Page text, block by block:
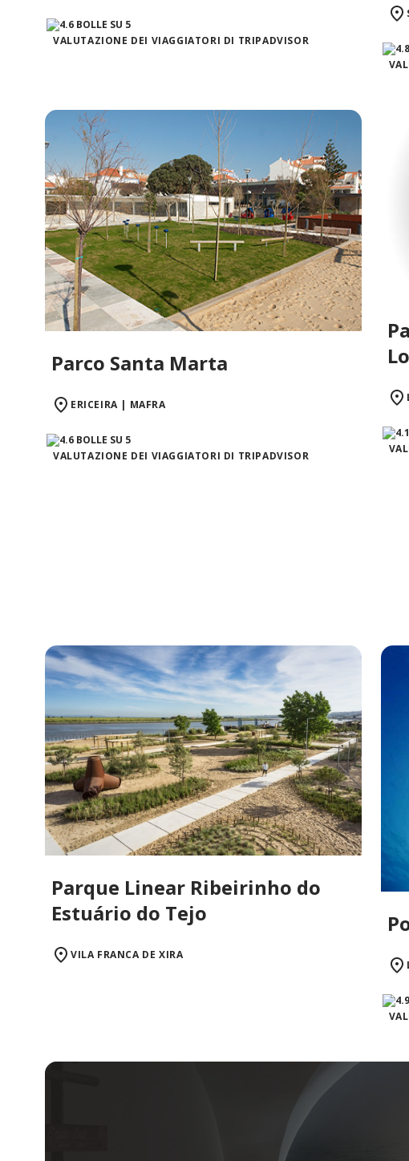
VALUTAZIONE DEI VIAGGIATORI DI TRIPADVISOR
Parco Santa Marta
ERICEIRA | MAFRA
VALUTAZIONE DEI VIAGGIATORI DI TRIPADVISOR
Parque Linear Ribeirinho do
Estuário do Tejo
VILA FRANCA DE XIRA